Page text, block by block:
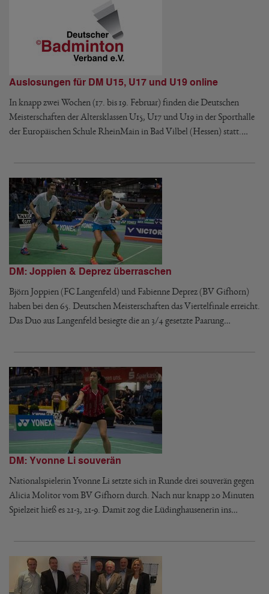
Auslosungen für DM U15, U17 und U19 online
In knapp zwei Wochen (17. bis 19. Februar) finden die Deutschen
Meisterschaften der Altersklassen U15, U17 und U19 in der Sporthalle
der Europäischen Schule RheinMain in Bad Vilbel (Hessen) statt.…
DM: Joppien & Deprez überraschen
Björn Joppien (FC Langenfeld) und Fabienne Deprez (BV Gifhorn)
haben bei den 65. Deutschen Meisterschaften das Viertelfinale erreicht.
Das Duo aus Langenfeld besiegte die an 3/4 gesetzte Paarung…
DM: Yvonne Li souverän
Nationalspielerin Yvonne Li setzte sich in Runde drei souverän gegen
Alicia Molitor vom BV Gifhorn durch. Nach nur knapp 20 Minuten
Spielzeit hieß es 21-3, 21-9. Damit zog die Lüdinghausenerin ins…